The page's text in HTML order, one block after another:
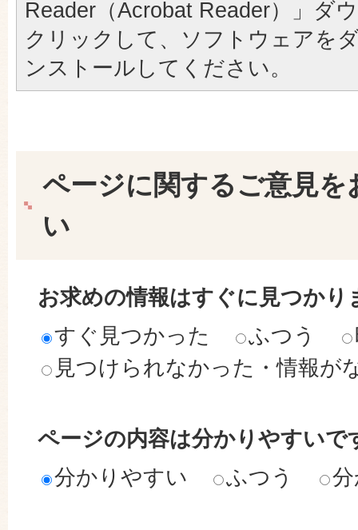
Reader（Acrobat Reader）」ダ
クリックして、ソフトウェアを
ンストールしてください。
ページに関するご意見を
い
お求めの情報はすぐに見つかり
すぐ見つかった
ふつう
見つけられなかった・情報が
ページの内容は分かりやすいで
分かりやすい
ふつう